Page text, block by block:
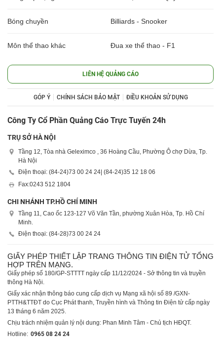
Bóng chuyền Billiards - Snooker
Môn thể thao khác Đua xe thể thao - F1
LIÊN HỆ QUẢNG CÁO
GÓP Ý CHÍNH SÁCH BẢO MẬT ĐIỀU KHOẢN SỬ DỤNG
Công Ty Cổ Phần Quảng Cáo Trực Tuyến 24h
TRỤ SỞ HÀ NỘI
Tầng 12, Tòa nhà Geleximco , 36 Hoàng Cầu, Phường Ô chợ Dừa, Tp.
Hà Nội
Điện thoại: (84-24)73 00 24 24 | (84-24)35 12 18 06
Fax:0243 512 1804
CHI NHÁNH TP.HỒ CHÍ MINH
Tầng 11, Cao ốc 123-127 Võ Văn Tần, phường Xuân Hòa, Tp. Hồ Chí
Minh.
Điện thoại: (84-28)73 00 24 24
GIẤY PHÉP THIẾT LẬP TRANG THÔNG TIN ĐIỆN TỬ TỔNG
HỢP TRÊN MẠNG.
Giấy phép số 180/GP-STTTT ngày cấp 11/12/2024 - Sở thông tin và truyền
thông Hà Nội.
Giấy xác nhận thông báo cung cấp dịch vụ Mạng xã hội số 89 /GXN-
PTTH&TTĐT do Cục Phát thanh, Truyền hình và Thông tin Điện tử cấp ngày
13 tháng 6 năm 2025.
Chịu trách nhiệm quản lý nội dung: Phan Minh Tâm - Chủ tịch HĐQT.
Hotline: 0965 08 24 24